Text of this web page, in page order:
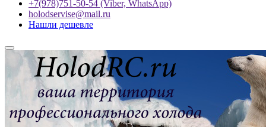
+7(978)751-50-54 (Viber, WhatsApp)
holodservise@mail.ru
Нашли дешевле